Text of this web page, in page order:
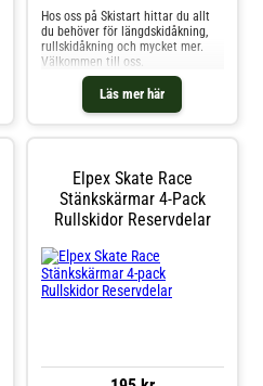
Läs mer här
Hos oss på Skistart hittar du allt
du behöver för längdskidåkning,
rullskidåkning och mycket mer.
Välkommen till oss.
Elpex Skate Race
Stänkskärmar 4-Pack
Rullskidor Reservdelar